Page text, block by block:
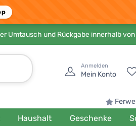
Umtausch und Rückgabe innerhalb
Anmelden
Mein Konto
Haushalt Geschenke